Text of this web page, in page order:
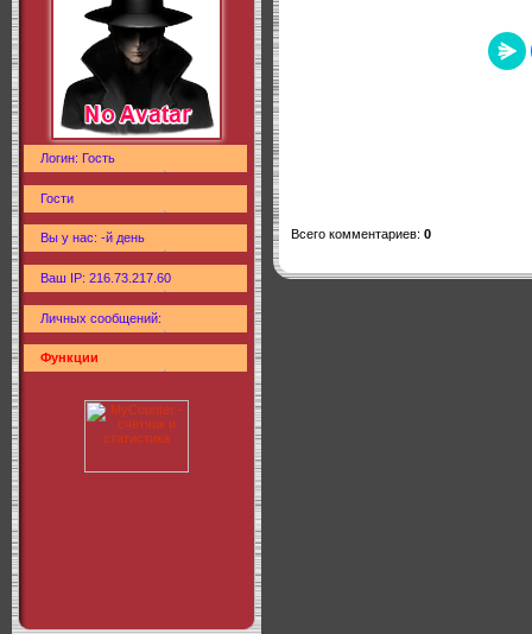
Логин: Гость
Гости
Вы у нас: -й день
Ваш IP: 216.73.217.60
Личных сообщений:
Функции
Всего комментариев: 0